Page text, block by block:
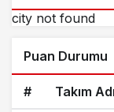
city not found
Puan Durumu
# Takım Adı